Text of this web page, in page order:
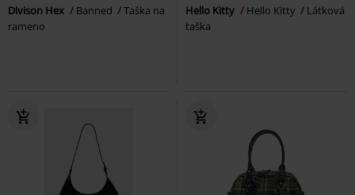
Divison Hex Banned
Taška na
rameno
Hello Kitty Hello Kitty
Látková
taška